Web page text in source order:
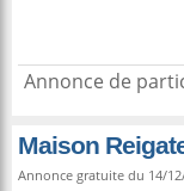
Annonce de
Maison
Annonce gratuite du 14/